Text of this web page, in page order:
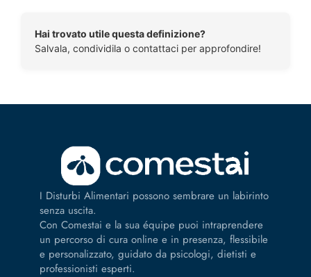
Hai trovato utile questa definizione?
Salvala, condividila o contattaci per approfondire!
I Disturbi Alimentari possono sembrare un labirinto
senza uscita.
Con Comestai e la sua équipe puoi intraprendere
un percorso di cura online e in presenza, flessibile
e personalizzato, guidato da psicologi, dietisti e
professionisti esperti.